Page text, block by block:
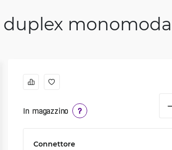
In magazzino ?
Connettore